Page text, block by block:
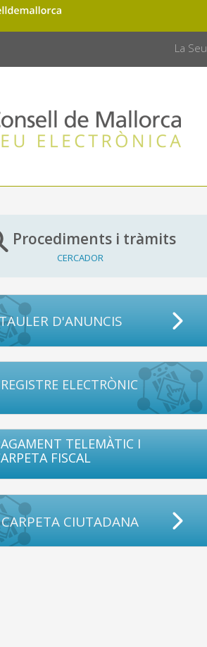
de
La Seu
Procediments i tràmits
CERCADOR
D'ANUNCIS
REGISTRE ELECTRÒNIC
TELEMÀTIC I
FISCAL
CIUTADANA